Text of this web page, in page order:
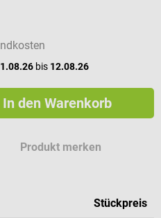
bis 12.08.26
In den Warenkorb
Produkt merken
Stückpreis